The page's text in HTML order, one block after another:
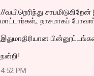
//வயிறெரிந்து
மாட்டார்கள்,. நாசமாகப்
இதுமாதிரியான
நன்றி!
4:52 PM